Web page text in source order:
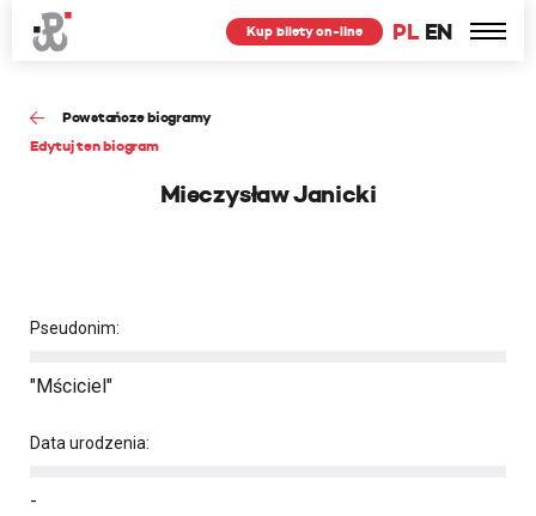
PL EN
Kup bilety on-line
Powstańcze biogramy
Edytuj ten biogram
Mieczysław Janicki
Pseudonim:
"Mściciel"
Data urodzenia:
-